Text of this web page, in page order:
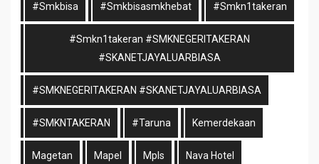
#smkbisa #smkbisasmkhebat #smkn1takeran
#smkn1takeran #SMKNEGERITAKERAN
#SKANETJAYALUARBIASA
#SMKNEGERITAKERAN #SKANETJAYALUARBIASA
#SMKNTAKERAN #taruna Kemerdekaan
Magetan Mapel Mpls Nava Hotel